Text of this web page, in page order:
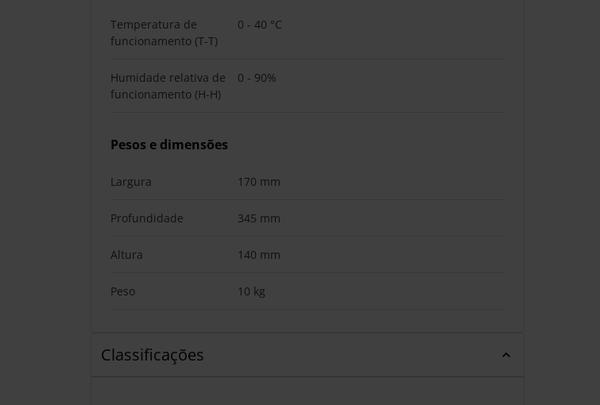
Temperatura de
funcionamento (T-T)
0 - 40 °C
Humidade relativa de
funcionamento (H-H)
0 - 90%
Pesos e dimensões
Largura 170 mm
Profundidade 345 mm
Altura 140 mm
Peso 10 kg
Classificações